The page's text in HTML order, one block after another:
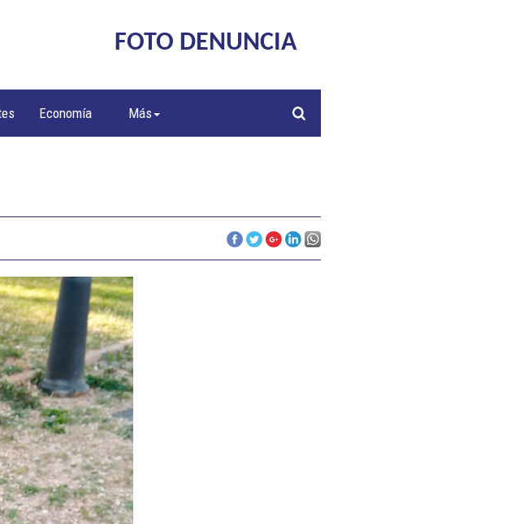
FOTO DENUNCIA
Economía Más